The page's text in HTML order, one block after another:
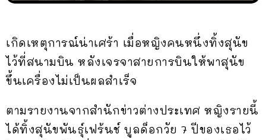
เกิดเหตุการณ์น่าเศร้า เมื่อหญิงคนหนึ่งทิ้งสุนัข
ไว้ที่สนามบิน หลังเจรจาสายการบินให้พาสุนัข
ขึ้นเครื่องไม่เป็นผลสำเร็จ
ตามรายงานจากสำนักข่าวต่างประเทศ หญิงรายนี้
ได้ทิ้งสุนัขพันธุ์เฟร้นช์ บูลด็อกวัย 7 ปีของเธอไว้